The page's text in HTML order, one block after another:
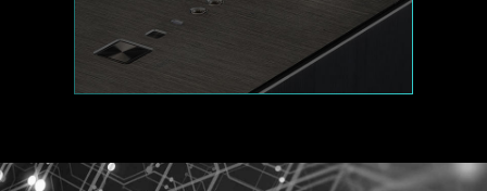
Jusqu'à 50 Go d'espace de stockage
sur le cloud
Protection en temps réel contre les
menaces et pare-feu intelligent